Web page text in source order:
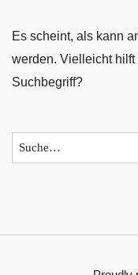
Es scheint, als kann
werden. Vielleicht
Suchbegriff?